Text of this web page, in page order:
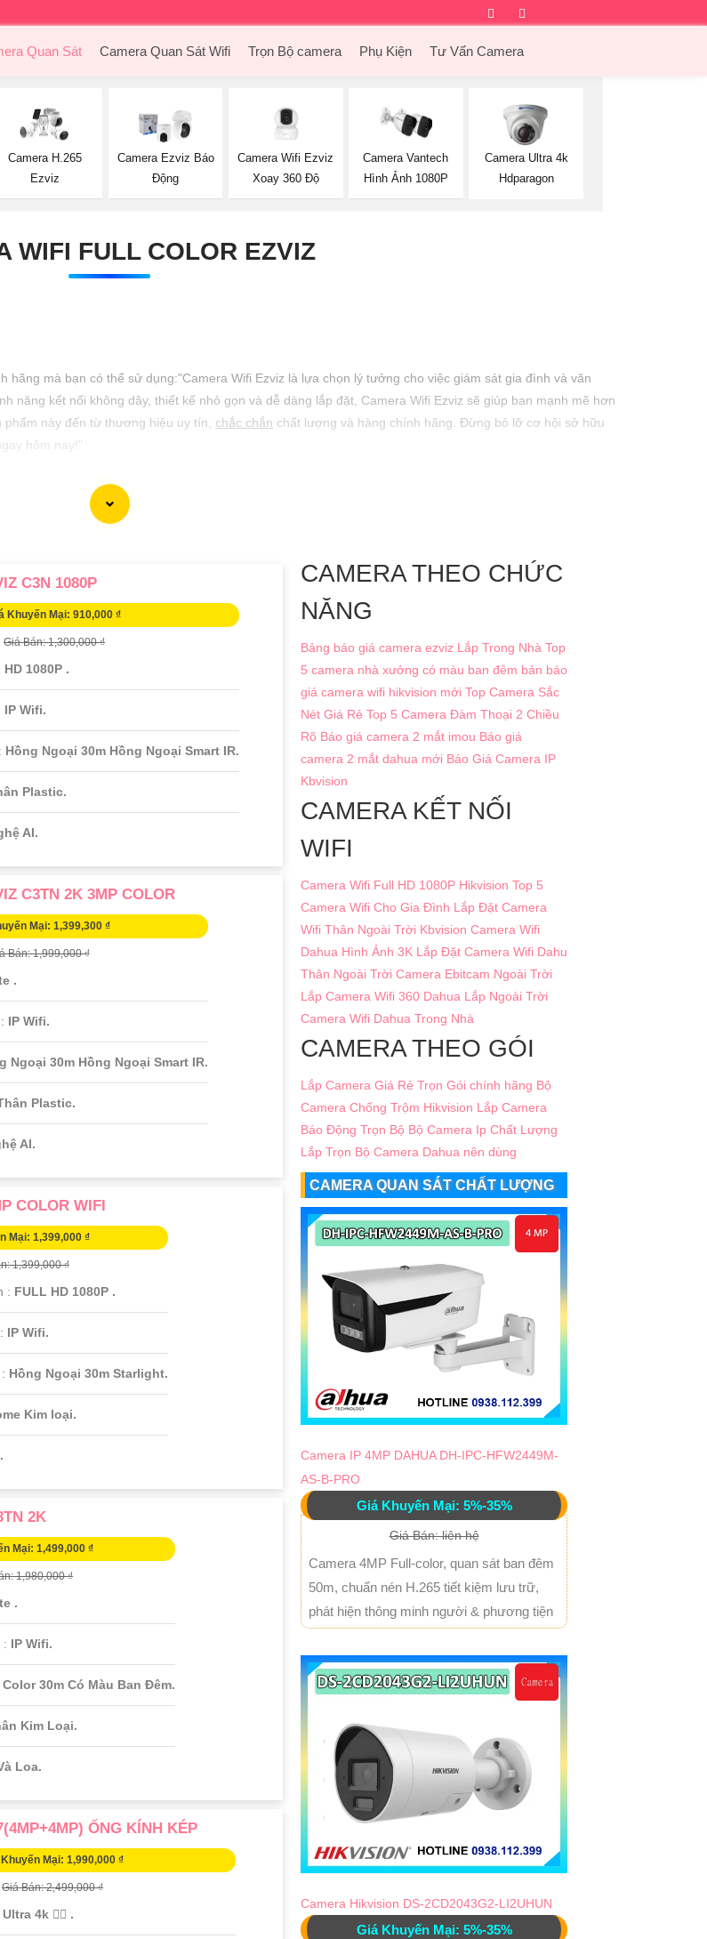
Facebook
Quan Sát Camera Quan Sát Wifi Trọn Bộ camera Phụ Kiện Tư Vấn Camera
Camera H.265
Ezviz
Camera Ezviz Báo
Động
Camera Wifi Ezviz
Xoay 360 Độ
Camera Vantech
Hình Ảnh 1080P
Camera Ultra 4k
Hdparagon
WIFI FULL COLOR EZVIZ
mà bạn có thể sử dụng:"Camera Wifi Ezviz là lựa chọn lý tưởng cho việc giám sát gia đình và văn
năng kết nối không dây, thiết kế nhỏ gọn và dễ dàng lắp đặt, Camera Wifi Ezviz sẽ giúp bạn mạnh mẽ hơn
này đến từ thương hiệu uy tín, chắc chắn chất lượng và hàng chính hãng. Đừng bỏ lỡ cơ hội sở hữu
hôm nay!"
C3N 1080P
Khuyến Mại: 910,000 ₫
Giá Bán: 1,300,000 ₫
HD 1080P .
IP Wifi.
Hồng Ngoại 30m Hồng Ngoại Smart IR.
Plastic.
AI.
C3TN 2K 3MP COLOR
Mại: 1,399,300 ₫
Bán: 1,999,000 ₫
.
IP Wifi.
Ngoại 30m Hồng Ngoại Smart IR.
Plastic.
AI.
COLOR WIFI
Mại: 1,399,000 ₫
1,399,000 ₫
: FULL HD 1080P .
IP Wifi.
Hồng Ngoại 30m Starlight.
Kim loại.
2K
Mại: 1,499,000 ₫
1,980,000 ₫
.
: IP Wifi.
30m Có Màu Ban Đêm.
Kim Loại.
Loa.
ỐNG KÍNH KÉP
Mại: 1,990,000 ₫
Giá Bán: 2,499,000 ₫
Ultra 4k 👍🏾 .
CAMERA THEO CHỨC
NĂNG
Bảng báo giá camera ezviz Lắp Trong Nhà Top
5 camera nhà xưởng có màu ban đêm bản báo
giá camera wifi hikvision mới Top Camera Sắc
Nét Giá Rẻ Top 5 Camera Đàm Thoại 2 Chiều
Rõ Báo giá camera 2 mắt imou Báo giá
camera 2 mắt dahua mới Báo Giá Camera IP
Kbvision
CAMERA KẾT NỐI
WIFI
Camera Wifi Full HD 1080P Hikvision Top 5
Camera Wifi Cho Gia Đình Lắp Đặt Camera
Wifi Thân Ngoài Trời Kbvision Camera Wifi
Dahua Hình Ảnh 3K Lắp Đặt Camera Wifi Dahu
Thân Ngoài Trời Camera Ebitcam Ngoài Trời
Lắp Camera Wifi 360 Dahua Lắp Ngoài Trời
Camera Wifi Dahua Trong Nhà
CAMERA THEO GÓI
Lắp Camera Giá Rẻ Trọn Gói chính hãng Bộ
Camera Chống Trộm Hikvision Lắp Camera
Báo Động Trọn Bộ Bộ Camera Ip Chất Lượng
Lắp Trọn Bộ Camera Dahua nên dùng
CAMERA QUAN SÁT CHẤT LƯỢNG
Camera IP 4MP DAHUA DH-IPC-HFW2449M-
AS-B-PRO
Giá Khuyến Mại: 5%-35%
Giá Bán: liên hệ
Camera 4MP Full-color, quan sát ban đêm
50m, chuẩn nén H.265 tiết kiệm lưu trữ,
phát hiện thông minh người & phương tiện
Camera Hikvision DS-2CD2043G2-LI2UHUN
Giá Khuyến Mại: 5%-35%